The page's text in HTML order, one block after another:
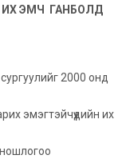
ИХ ЭМЧ ГАНБОЛД
2000 онд
эмэгтэйчүүдийн их